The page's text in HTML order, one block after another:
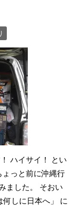
ハイサイ！ とい
ょっと前に沖縄行
ました。 そおい
何しに日本へ」 に